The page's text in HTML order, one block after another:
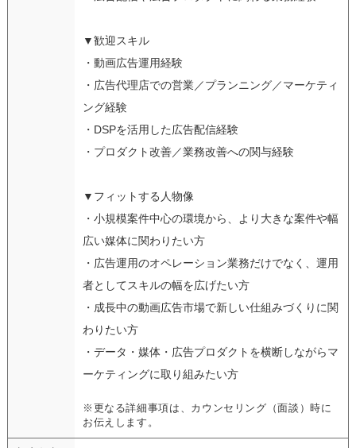
▼歓迎スキル
・動画広告運用経験
・広告代理店での営業／プランニング／マーケティ
ング経験
・DSPを活用した広告配信経験
・プロダクト改善／業務改善への関与経験
▼フィットする人物像
・小規模案件中心の環境から、より大きな案件や幅
広い媒体に関わりたい方
・広告運用のオペレーション業務だけでなく、運用
者としてスキルの幅を広げたい方
・成長中の動画広告市場で新しい仕組みづくりに関
わりたい方
・データ・媒体・広告プロダクトを横断しながらマ
ーケティングに取り組みたい方
※更なる詳細事項は、カウンセリング（面談）時に
お伝えします。